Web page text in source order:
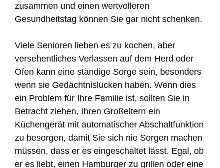
zusammen und einen wertvolleren
Gesundheitstag können Sie gar nicht schenken.
Viele Senioren lieben es zu kochen, aber
versehentliches Verlassen auf dem Herd oder
Ofen kann eine ständige Sorge sein, besonders
wenn sie Gedächtnislücken haben. Wenn dies
ein Problem für Ihre Familie ist, sollten Sie in
Betracht ziehen, Ihren Großeltern ein
Küchengerät mit automatischer Abschaltfunktion
zu besorgen, damit Sie sich nie Sorgen machen
müssen, dass er es eingeschaltet lässt. Egal, ob
er es liebt, einen Hamburger zu grillen oder eine